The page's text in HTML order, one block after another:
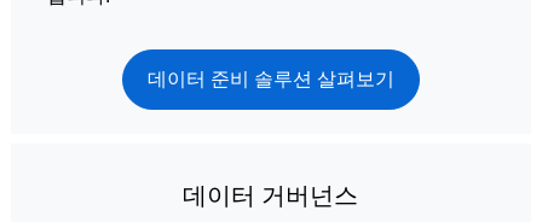
데이터 준비 솔루션 살펴보기
데이터 거버넌스